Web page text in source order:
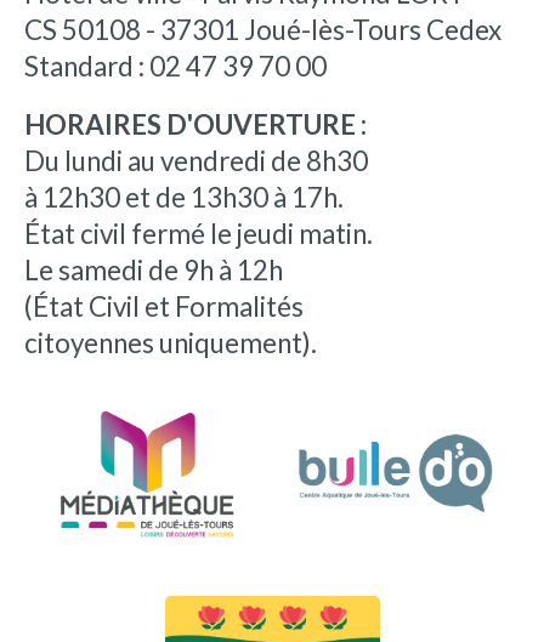
CS 50108 - 37301 Joué-lès-Tours Cedex
Standard : 02 47 39 70 00
HORAIRES D'OUVERTURE :
Du lundi au vendredi de 8h30
à 12h30 et de 13h30 à 17h.
État civil fermé le jeudi matin.
Le samedi de 9h à 12h
(État Civil et Formalités
citoyennes uniquement).